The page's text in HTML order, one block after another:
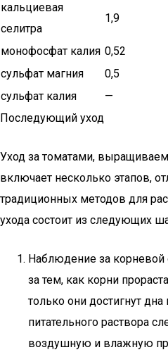
кальциевая
селитра
1,9
монофосфат калия 0,52
сульфат магния
0,5
сульфат калия
—
Последующий уход
Уход за томатами,
включает несколько этапов,
традиционных методов для
ухода состоит из следующих
Наблюдение за корневой
за тем, как корни
только они достигнут
питательного раствора
воздушную и влажную